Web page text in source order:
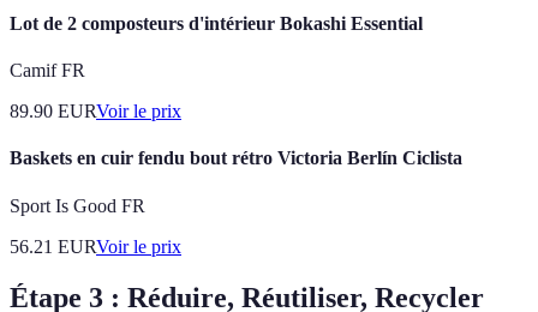
Lot de 2 composteurs d'intérieur Bokashi Essential
Camif FR
89.90 EURVoir le prix
Baskets en cuir fendu bout rétro Victoria Berlín Ciclista
Sport Is Good FR
56.21 EURVoir le prix
Étape 3 : Réduire, Réutiliser, Recycler